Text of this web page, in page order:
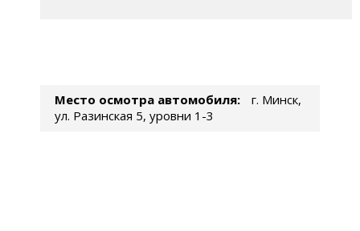
Место осмотра автомобиля:
г. Минск,
ул. Разинская 5, уровни 1-3